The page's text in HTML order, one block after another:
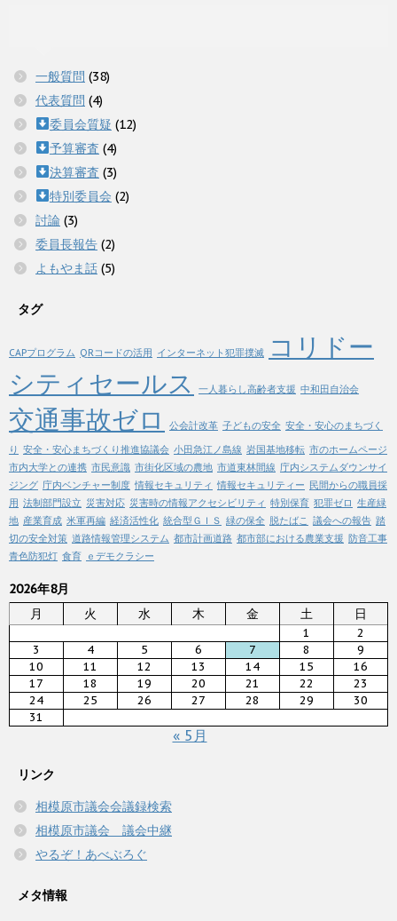
一般質問 (38)
代表質問 (4)
委員会質疑 (12)
予算審査 (4)
決算審査 (3)
特別委員会 (2)
討論 (3)
委員長報告 (2)
よもやま話 (5)
タグ
CAPプログラム QRコードの活用 インターネット犯罪撲滅
コリドー
シティセールス
一人暮らし高齢者支援 中和田自治会
交通事故ゼロ 公会計改革 子どもの安全 安全・安心のまちづく
り 安全・安心まちづくり推進協議会 小田急江ノ島線 岩国基地移転 市のホームページ
市内大学との連携 市民意識 市街化区域の農地 市道東林間線 庁内システムダウンサイ
ジング 庁内ベンチャー制度 情報セキュリティ 情報セキュリティー 民間からの職員採
用 法制部門設立 災害対応 災害時の情報アクセシビリティ 特別保育 犯罪ゼロ 生産緑
地 産業育成 米軍再編 経済活性化 統合型ＧＩＳ 緑の保全 脱たばこ 議会への報告 踏
切の安全対策 道路情報管理システム 都市計画道路 都市部における農業支援 防音工事
青色防犯灯 食育 ｅデモクラシー
2026年8月
月
火 水 木 金 土 日
1
2
3
4 5 6 7 8
9
10
11 12 13 14 15
16
17
18 19 20 21 22
23
24
25 26 27 28 29
30
31
« 5月
リンク
相模原市議会会議録検索
相模原市議会 議会中継
やるぞ！あべぶろぐ
メタ情報